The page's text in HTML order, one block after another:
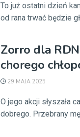
To już ostatni dzień
od rana trwać będzie
Zorro dla
chorego
29 MAJA 2025
O jego akcji słyszała
dobrego. Przebrany